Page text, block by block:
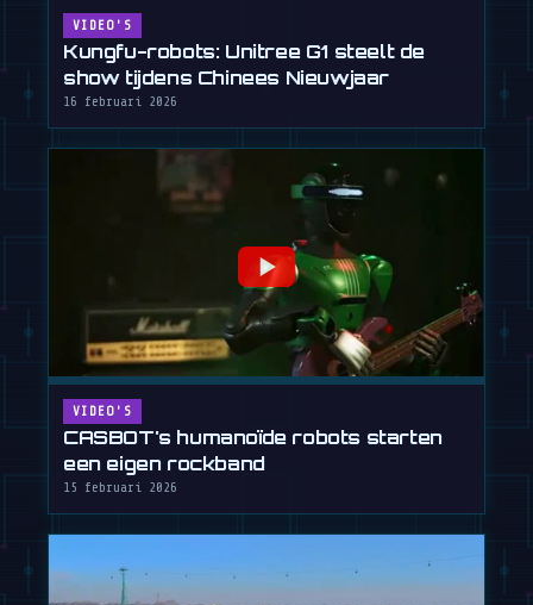
VIDEO'S
Kungfu-robots: Unitree G1 steelt de
show tijdens Chinees Nieuwjaar
16 februari 2026
VIDEO'S
CASBOT's humanoïde robots starten
een eigen rockband
15 februari 2026